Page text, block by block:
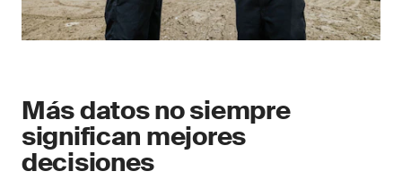
Más datos no siempre
significan mejores
decisiones